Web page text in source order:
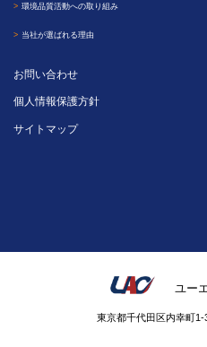
環境品質活動への取り組み
当社が選ばれる理由
お問い合わせ
個人情報保護方針
サイトマップ
ユー
東京都千代田区内幸町